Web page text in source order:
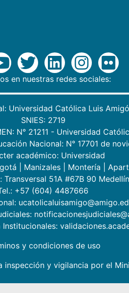
en nuestras redes sociales:
Universidad Católica Luis Amigó
SNIES: 2719
N° 21211 - Universidad
Nacional: N° 17701 de
académico: Universidad
Manizales Montería
51A #67B 90
+57 (604) 4487666
y condiciones de uso
y vigilancia por el